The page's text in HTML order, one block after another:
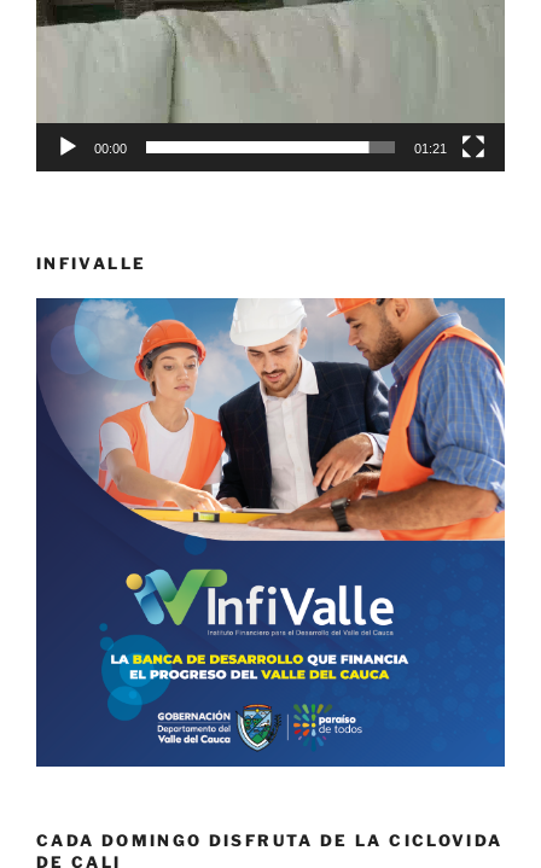
00:00 01:21
INFIVALLE
CADA DOMINGO DISFRUTA DE LA CICLOVIDA
DE CALI